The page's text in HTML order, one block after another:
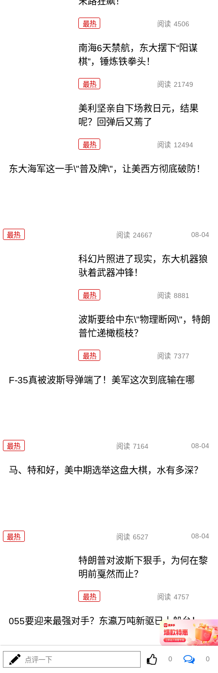
最热 阅读 4506
南海6天禁航，东大摆下“阳谋
棋”，锤炼铁拳头！
最热 阅读 21749
美利坚亲自下场救日元，结果
呢？回弹后又蔫了
最热 阅读 12494
东大海军这一手\"普及牌\"，让美西方彻底破防！
最热 阅读 24667 08-04
科幻片照进了现实，东大机器狼
驮着武器冲锋！
最热 阅读 8881
波斯要给中东\"物理断网\"，特朗
普忙递橄榄枝？
最热 阅读 7377
F-35真被波斯导弹端了！美军这次到底输在哪
最热 阅读 7164 08-04
马、特和好，美中期选举这盘大棋，水有多深？
最热 阅读 6527 08-04
特朗普对波斯下狠手，为何在黎
明前戛然而止？
最热 阅读 4757
055要迎来最强对手？东瀛万吨新驱已上船台！
点评一下 0 0